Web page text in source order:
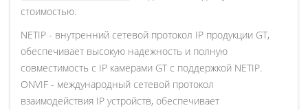
стоимостью.
NETIP - внутренний сетевой протокол IP продукции GT,
обеспечивает высокую надежность и полную
совместимость с IP камерами GT с поддержкой NETIP.
ONVIF - международный сетевой протокол
взаимодействия IP устройств, обеспечивает